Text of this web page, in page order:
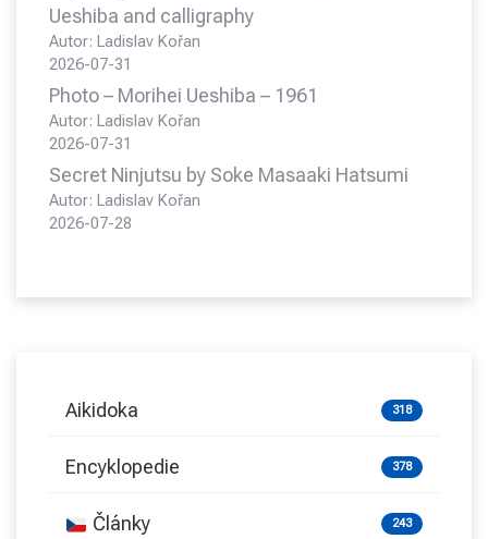
Ueshiba and calligraphy
Autor: Ladislav Kořan
2026-07-31
Photo – Morihei Ueshiba – 1961
Autor: Ladislav Kořan
2026-07-31
Secret Ninjutsu by Soke Masaaki Hatsumi
Autor: Ladislav Kořan
2026-07-28
Aikidoka 318
Encyklopedie 378
Články 243